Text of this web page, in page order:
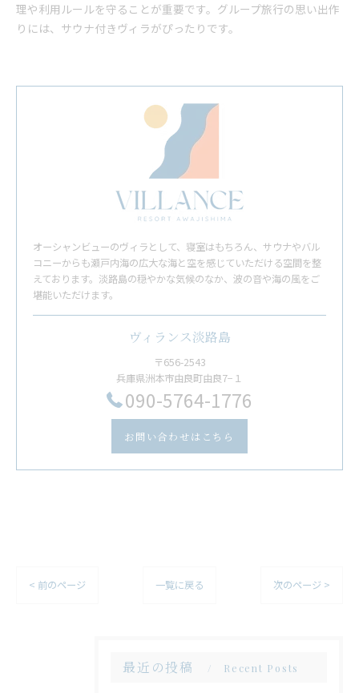
理や利用ルールを守ることが重要です。グループ旅行の思い出作
りには、サウナ付きヴィラがぴったりです。
オーシャンビューのヴィラとして、寝室はもちろん、サウナやバル
コニーからも瀬戸内海の広大な海と空を感じていただける空間を整
えております。淡路島の穏やかな気候のなか、波の音や海の風をご
堪能いただけます。
ヴィランス淡路島
〒656-2543
兵庫県洲本市由良町由良7−１
​090-5764-1776
お問い合わせはこちら
< 前のページ 一覧に戻る 次のページ >
最近の投稿 Recent Posts